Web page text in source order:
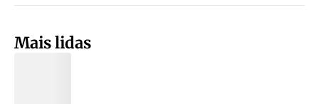
Mais lidas